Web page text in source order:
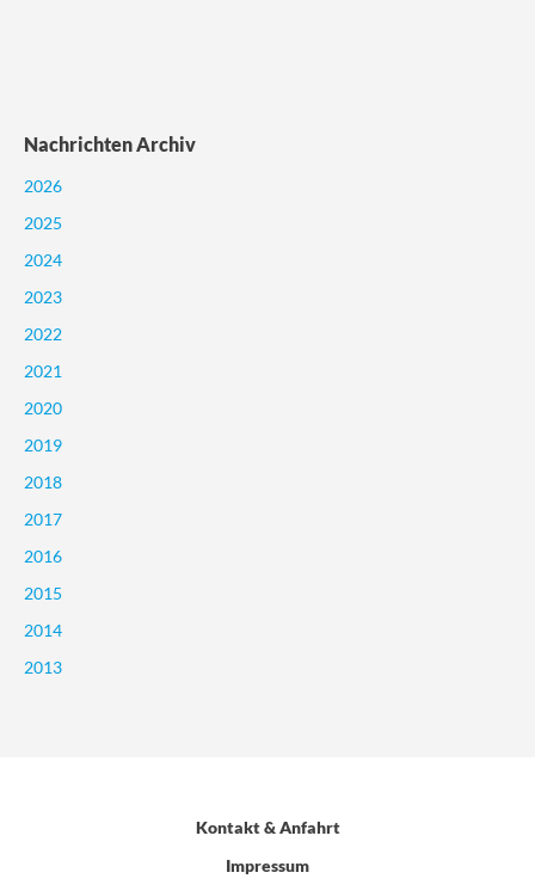
Nachrichten Archiv
2026
2025
2024
2023
2022
2021
2020
2019
2018
2017
2016
2015
2014
2013
Kontakt & Anfahrt
Impressum